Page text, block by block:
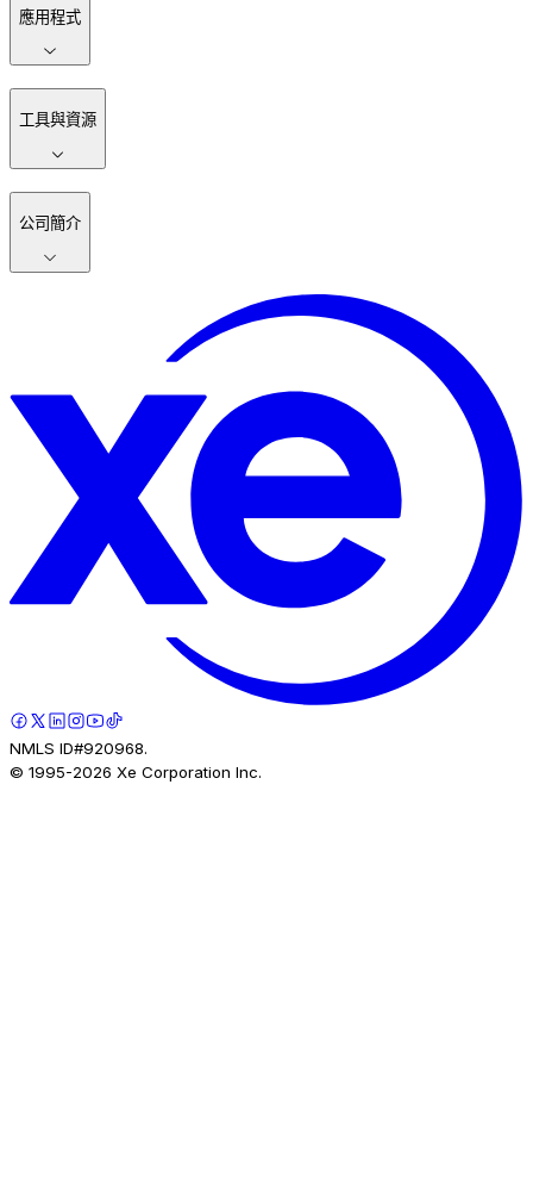
應用程式
工具與資源
公司簡介
NMLS ID#920968.
© 1995-2026 Xe Corporation Inc.